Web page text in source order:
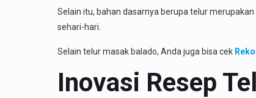
Selain itu, bahan dasarnya berupa telur
sehari-hari.
Selain telur masak balado, Anda juga bisa cek
Inovasi Resep